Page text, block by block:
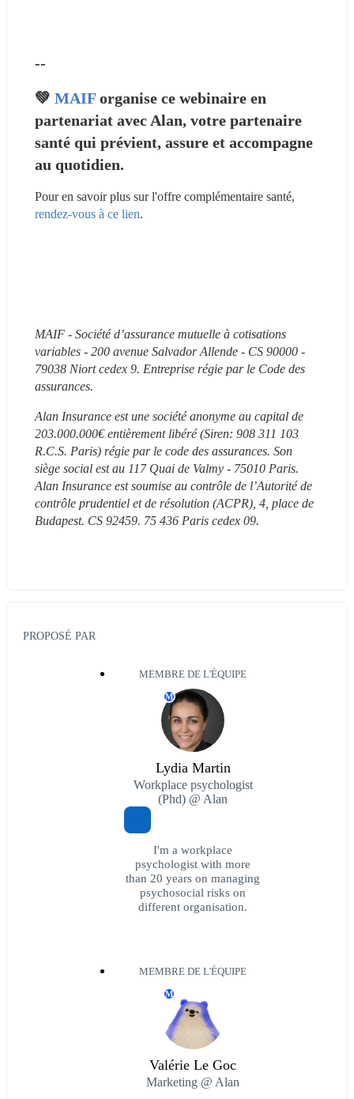
--
💚 MAIF organise ce webinaire en
partenariat avec Alan, votre partenaire
santé qui prévient, assure et accompagne
au quotidien.
rendez-vous à ce lien.
MAIF - Société d’assurance mutuelle à cotisations
variables - 200 avenue Salvador Allende - CS 90000 -
79038 Niort cedex 9. Entreprise régie par le Code des
assurances.
Alan Insurance est une société anonyme au capital de
203.000.000€ entièrement libéré (Siren: 908 311 103
R.C.S. Paris) régie par le code des assurances. Son
siège social est au 117 Quai de Valmy - 75010 Paris.
Alan Insurance est soumise au contrôle de l’Autorité de
contrôle prudentiel et de résolution (ACPR), 4, place de
Budapest. CS 92459. 75 436 Paris cedex 09.
PROPOSÉ PAR
MEMBRE DE L'ÉQUIPE
M
Lydia Martin
Workplace psychologist
(Phd) @ Alan
I'm a workplace
psychologist with more
than 20 years on managing
psychosocial risks on
different organisation.
MEMBRE DE L'ÉQUIPE
M
Valérie Le Goc
Marketing @ Alan